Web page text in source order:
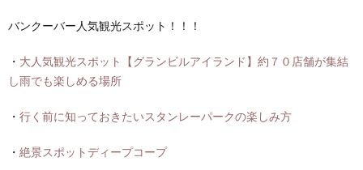
バンクーバー人気観光スポット！！！
・ 大人気観光スポット【グランビルアイランド】約７０店舗が集結
し雨でも楽しめる場所
・ 行く前に知っておきたいスタンレーパークの楽しみ方
・ 絶景スポットディープコープ